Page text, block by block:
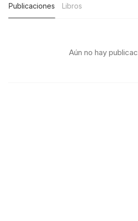
Publicaciones Libros
Aún no hay